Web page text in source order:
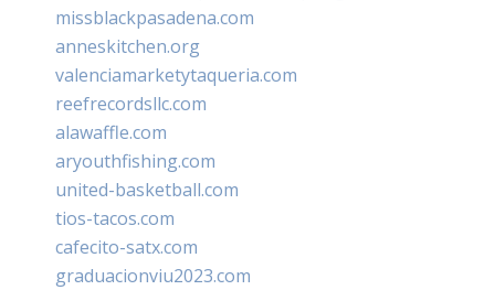
missblackpasadena.com
anneskitchen.org
valenciamarketytaqueria.com
reefrecordsllc.com
alawaffle.com
aryouthfishing.com
united-basketball.com
tios-tacos.com
cafecito-satx.com
graduacionviu2023.com